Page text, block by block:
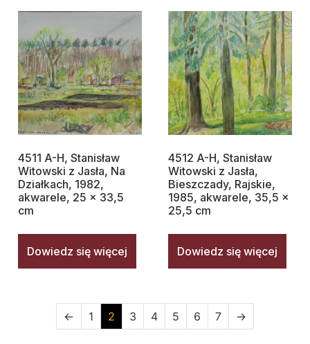
4511 A-H, Stanisław
Witowski z Jasła, Na
Działkach, 1982,
akwarele, 25 x 33,5
cm
Dowiedz się więcej
4512 A-H, Stanisław
Witowski z Jasła,
Bieszczady, Rajskie,
1985, akwarele, 35,5 x
25,5 cm
Dowiedz się więcej
← 1 2 3 4 5 6 7 →